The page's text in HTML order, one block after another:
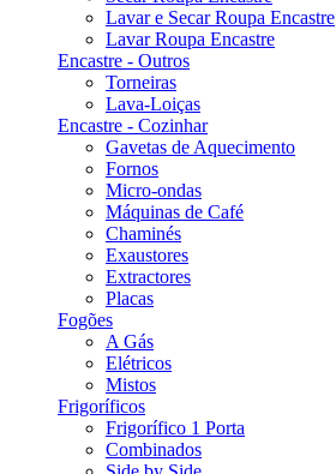
Lavar e Secar Roupa Encastre
Lavar Roupa Encastre
Encastre - Outros
Torneiras
Lava-Loiças
Encastre - Cozinhar
Gavetas de Aquecimento
Fornos
Micro-ondas
Máquinas de Café
Chaminés
Exaustores
Extractores
Placas
Fogões
A Gás
Elétricos
Mistos
Frigoríficos
Frigorífico 1 Porta
Combinados